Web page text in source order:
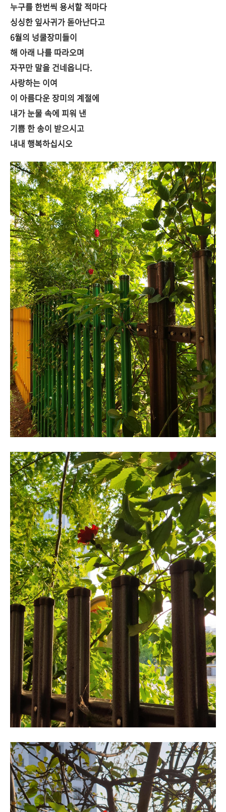
누구를 한번씩 용서할 적마다
싱싱한 잎사귀가 돋아난다고
6월의 넝쿨장미들이
해 아래 나를 따라오며
자꾸만 말을 건네옵니다.
사랑하는 이여
이 아름다운 장미의 계절에
내가 눈물 속에 피워 낸
기쁨 한 송이 받으시고
내내 행복하십시오